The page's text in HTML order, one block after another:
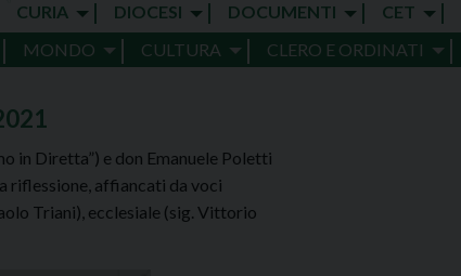
CURIA DIOCESI DOCUMENTI CET
MONDO CULTURA CLERO E ORDINATI
in Diretta”) e don Emanuele Poletti
riflessione, affiancati da voci
Triani), ecclesiale (sig. Vittorio